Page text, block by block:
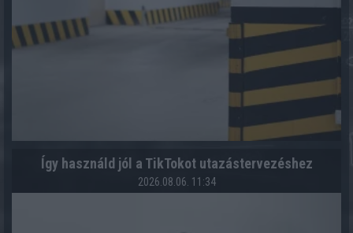
Így használd jól a TikTokot utazástervezéshez
2026.08.06. 11:34